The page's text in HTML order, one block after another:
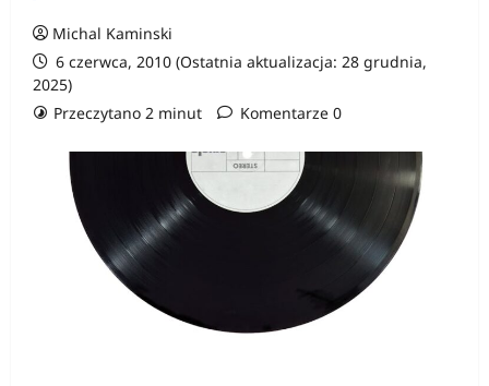
Michal Kaminski
6 czerwca, 2010 (Ostatnia aktualizacja: 28 grudnia,
2025)
Przeczytano 2 minut
Komentarze 0